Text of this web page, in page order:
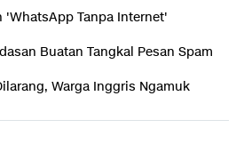
'WhatsApp Tanpa Internet'
Buatan Tangkal Pesan Spam
Warga Inggris Ngamuk